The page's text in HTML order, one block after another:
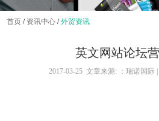
首页 / 资讯中心 /外贸资讯
英文网站论坛
2017-03-25 文章来源: ：瑞诺国